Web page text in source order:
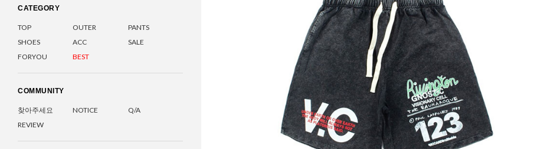
CATEGORY
TOP OUTER
PANTS
SHOES
ACC
SALE
FORYOU
BEST
COMMUNITY
찾아주세요 NOTICE
Q/A
REVIEW